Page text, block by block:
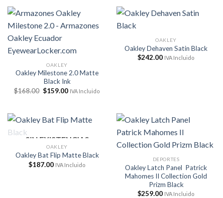
OAKLEY
Oakley Milestone 2.0 Matte
Black Ink
$168.00 El
$168.00.
$159.00El
$159.00.
IVA Incluido
OAKLEY
Oakley Dehaven Satin Black
$242.00 IVA Incluido
SIN EXISTENCIAS
OAKLEY
Oakley Bat Flip Matte Black
$187.00 IVA Incluido
DEPORTES
Oakley Latch Panel Patrick
Mahomes II Collection Gold
Prizm Black
$259.00 IVA Incluido